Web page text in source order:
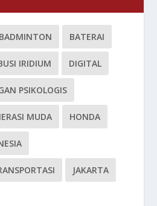
BADMINTON BATERAI
IRIDIUM DIGITAL
PSIKOLOGIS
MUDA HONDA
JAKARTA